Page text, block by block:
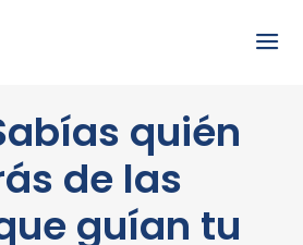
quién
de las
guían tu